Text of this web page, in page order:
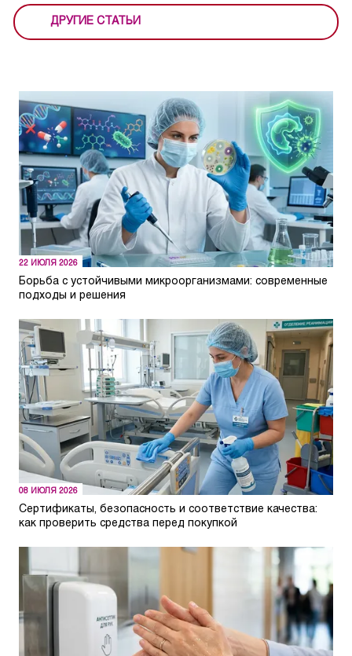
ДРУГИЕ СТАТЬИ
22 ИЮЛЯ 2026
Борьба с устойчивыми микроорганизмами: современные
подходы и решения
08 ИЮЛЯ 2026
Сертификаты, безопасность и соответствие качества:
как проверить средства перед покупкой